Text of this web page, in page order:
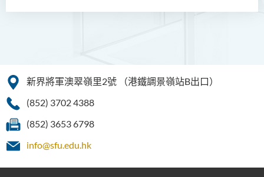
新界將軍澳翠嶺里2號
（港鐵調景嶺站B出口）
(852) 3702 4388
(852) 3653 6798
info@sfu.edu.hk